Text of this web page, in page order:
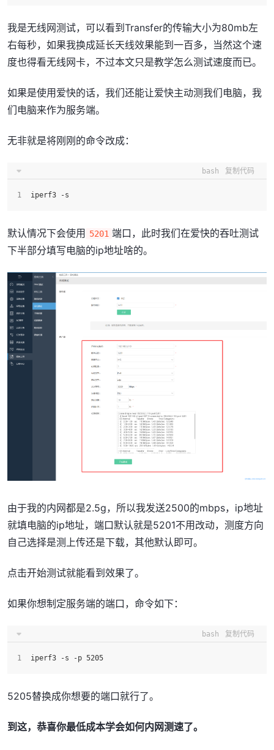
我是无线网测试，可以看到Transfer的传输大小为80mb左
右每秒，如果我换成延长天线效果能到一百多，当然这个速
度也得看无线网卡，不过本文只是教学怎么测试速度而已。
如果是使用爱快的话，我们还能让爱快主动测我们电脑，我
们电脑来作为服务端。
无非就是将刚刚的命令改成：
bash 复制代码
iperf3 -s
默认情况下会使用 5201 端口，此时我们在爱快的吞吐测试
下半部分填写电脑的ip地址啥的。
由于我的内网都是2.5g，所以我发送2500的mbps，ip地址
就填电脑的ip地址，端口默认就是5201不用改动，测度方向
自己选择是测上传还是下载，其他默认即可。
点击开始测试就能看到效果了。
如果你想制定服务端的端口，命令如下：
bash 复制代码
iperf3 -s -p 5205
5205替换成你想要的端口就行了。
到这，恭喜你最低成本学会如何内网测速了。